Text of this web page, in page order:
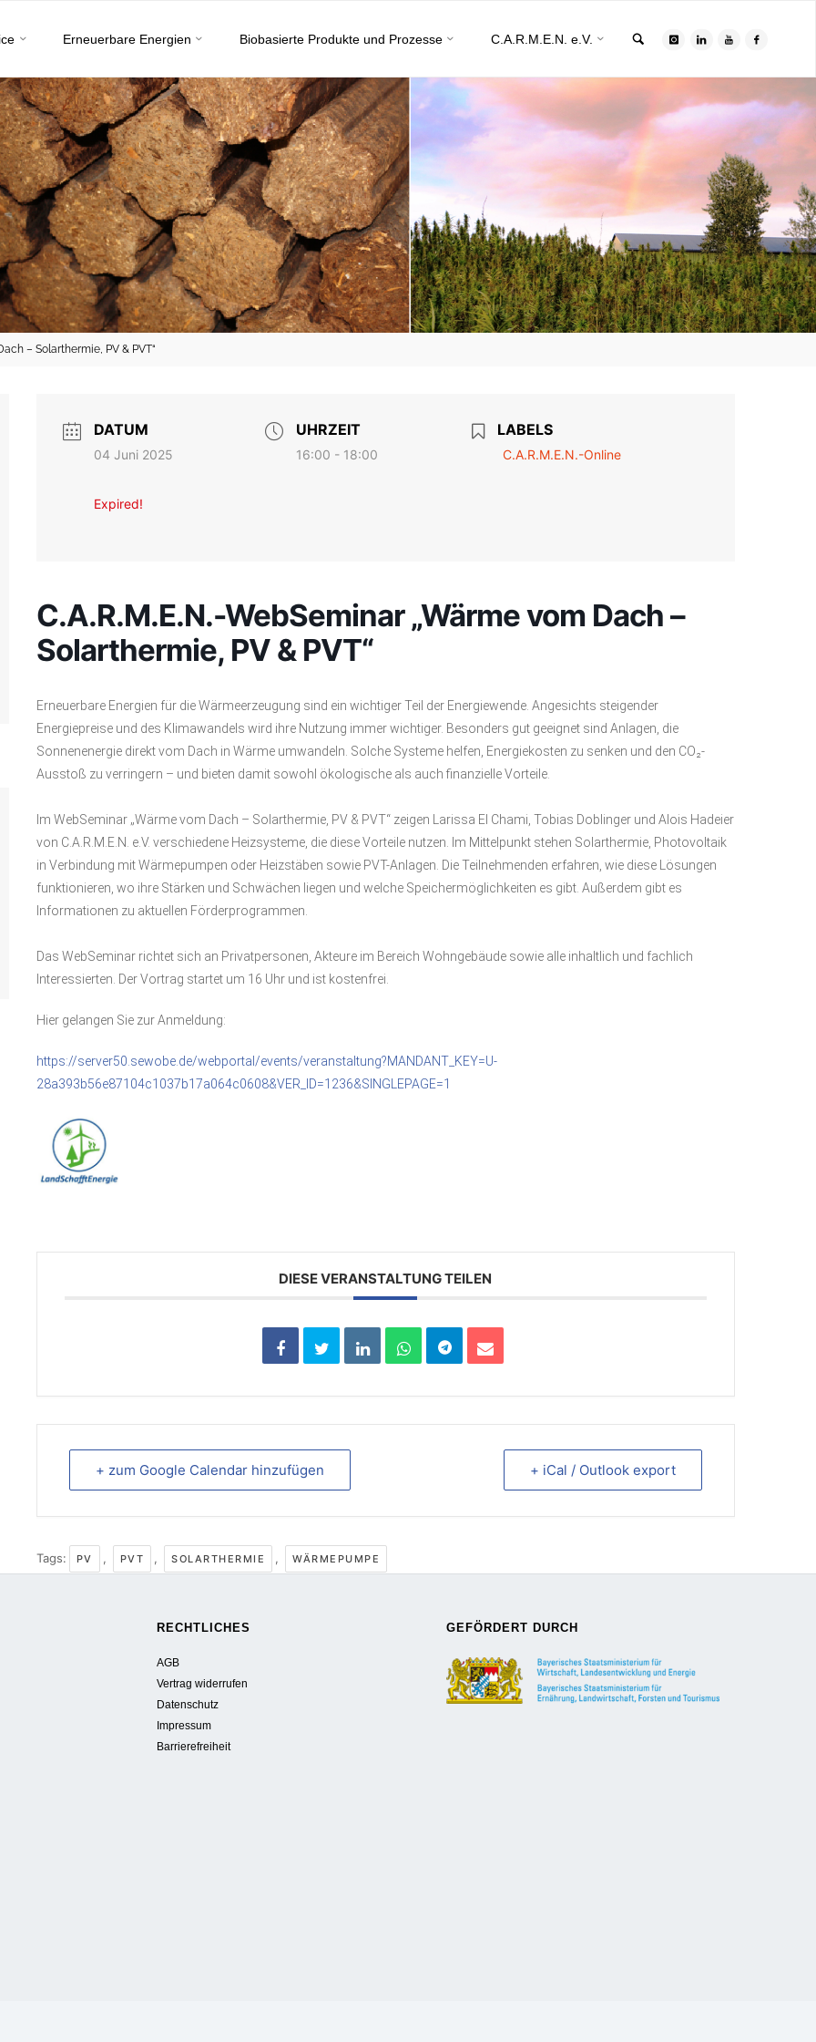
Erneuerbare Energien Biobasierte Produkte und Prozesse C.A.R.M.E.N. e.V.
– Solarthermie, PV & PVT“
DATUM
04 Juni 2025
Expired!
UHRZEIT
16:00 - 18:00
LABELS
C.A.R.M.E.N.-Online
C.A.R.M.E.N.-WebSeminar „Wärme vom Dach –
Solarthermie, PV & PVT“
Erneuerbare Energien für die Wärmeerzeugung sind ein wichtiger Teil der Energiewende. Angesichts steigender
Energiepreise und des Klimawandels wird ihre Nutzung immer wichtiger. Besonders gut geeignet sind Anlagen, die
Sonnenenergie direkt vom Dach in Wärme umwandeln. Solche Systeme helfen, Energiekosten zu senken und den CO₂-
Ausstoß zu verringern – und bieten damit sowohl ökologische als auch finanzielle Vorteile.
Im WebSeminar „Wärme vom Dach – Solarthermie, PV & PVT“ zeigen Larissa El Chami, Tobias Doblinger und Alois Hadeier
von C.A.R.M.E.N. e.V. verschiedene Heizsysteme, die diese Vorteile nutzen. Im Mittelpunkt stehen Solarthermie, Photovoltaik
in Verbindung mit Wärmepumpen oder Heizstäben sowie PVT-Anlagen. Die Teilnehmenden erfahren, wie diese Lösungen
funktionieren, wo ihre Stärken und Schwächen liegen und welche Speichermöglichkeiten es gibt. Außerdem gibt es
Informationen zu aktuellen Förderprogrammen.
Das WebSeminar richtet sich an Privatpersonen, Akteure im Bereich Wohngebäude sowie alle inhaltlich und fachlich
Interessierten. Der Vortrag startet um 16 Uhr und ist kostenfrei.
Hier gelangen Sie zur Anmeldung:
https://server50.sewobe.de/webportal/events/veranstaltung?MANDANT_KEY=U-
28a393b56e87104c1037b17a064c0608&VER_ID=1236&SINGLEPAGE=1
DIESE VERANSTALTUNG TEILEN
+ zum Google Calendar hinzufügen + iCal / Outlook export
Tags: PV , PVT , SOLARTHERMIE , WÄRMEPUMPE
RECHTLICHES
AGB
Vertrag widerrufen
Datenschutz
Impressum
Barrierefreiheit
GEFÖRDERT DURCH